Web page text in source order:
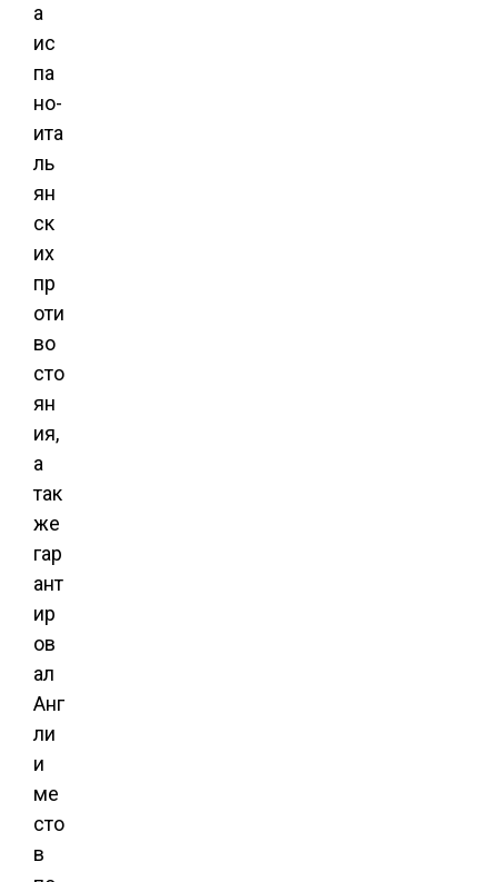
а
ис
па
но-
ита
ль
ян
ск
их
пр
оти
во
сто
ян
ия,
а
так
же
гар
ант
ир
ов
ал
Анг
ли
и
ме
сто
в